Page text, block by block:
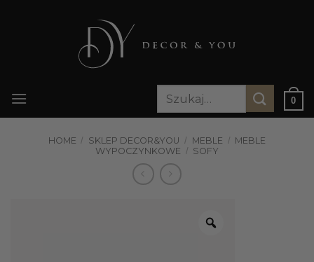
Szukaj:
0
HOME / SKLEP DECOR&YOU / MEBLE / MEBLE
WYPOCZYNKOWE / SOFY